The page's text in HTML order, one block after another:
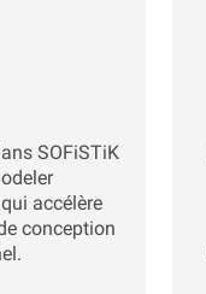
SOFiSTiK
accélère
conception